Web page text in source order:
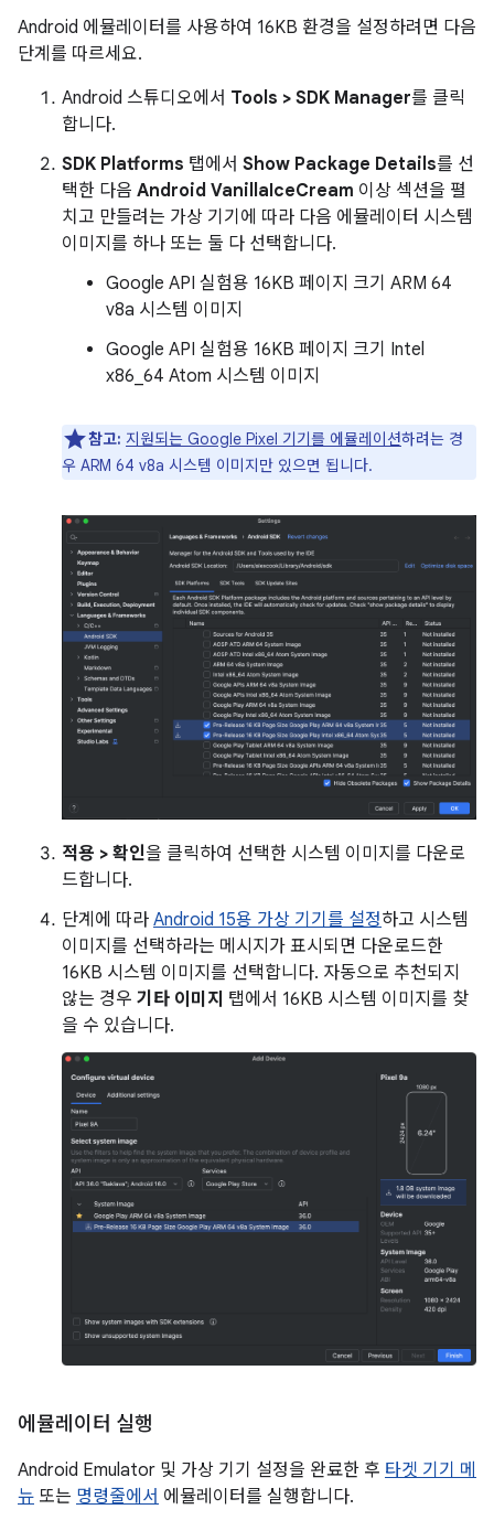
Android 에뮬레이터를 사용하여 16KB 환경을 설정하려면 다음
단계를 따르세요.
Android 스튜디오에서 Tools > SDK Manager를 클릭
합니다.
SDK Platforms 탭에서 Show Package Details를 선
택한 다음 Android VanillaIceCream 이상 섹션을 펼
치고 만들려는 가상 기기에 따라 다음 에뮬레이터 시스템
이미지를 하나 또는 둘 다 선택합니다.
Google API 실험용 16KB 페이지 크기 ARM 64
v8a 시스템 이미지
Google API 실험용 16KB 페이지 크기 Intel
x86_64 Atom 시스템 이미지
참고: 지원되는 Google Pixel 기기를 에뮬레이션하려는 경
우 ARM 64 v8a 시스템 이미지만 있으면 됩니다.
적용 > 확인을 클릭하여 선택한 시스템 이미지를 다운로
드합니다.
단계에 따라 Android 15용 가상 기기를 설정하고 시스템
이미지를 선택하라는 메시지가 표시되면 다운로드한
16KB 시스템 이미지를 선택합니다. 자동으로 추천되지
않는 경우 기타 이미지 탭에서 16KB 시스템 이미지를 찾
을 수 있습니다.
에뮬레이터 실행
Android Emulator 및 가상 기기 설정을 완료한 후 타겟 기기 메
뉴 또는 명령줄에서 에뮬레이터를 실행합니다.